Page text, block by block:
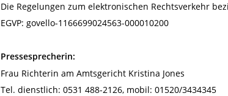
Die Regelungen zum elektronischen Rechtsverkehr
EGVP: govello-1166699024563-000010200
Pressesprecherin:
Frau Richterin am Amtsgericht Kristina Jones
Tel. dienstlich: 0531 488-2126, mobil: 01520/3434345